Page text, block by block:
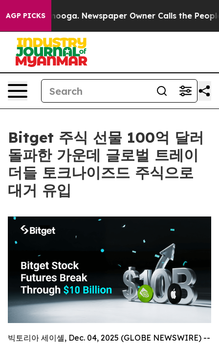
AGP PICKS
Chattanooga. Newspaper Owner Calls the People
Bitget 주식 선물 100억 달러
돌파한 가운데 글로벌 트레이
더들 토크나이즈드 주식으로
대거 유입
빅토리아 세이셸, Dec. 04, 2025 (GLOBE NEWSWIRE) --